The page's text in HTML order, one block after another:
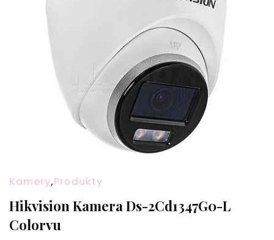
Kamery,Produkty
Hikvision Kamera Ds-2Cd1347G0-L
Colorvu